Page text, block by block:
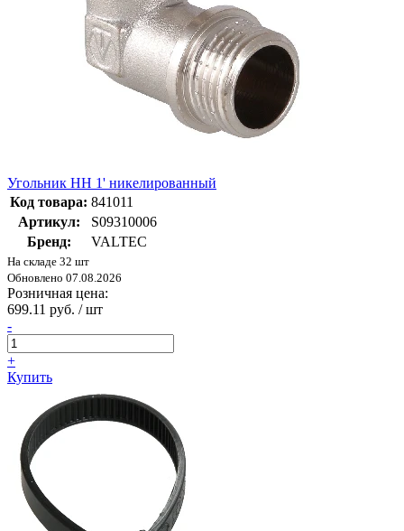
Угольник НН 1' никелированный
Код товара: 841011
Артикул:
S09310006
Бренд:
VALTEC
На складе 32 шт
Обновлено 07.08.2026
Розничная цена:
699.11 руб. / шт
-
+
Купить